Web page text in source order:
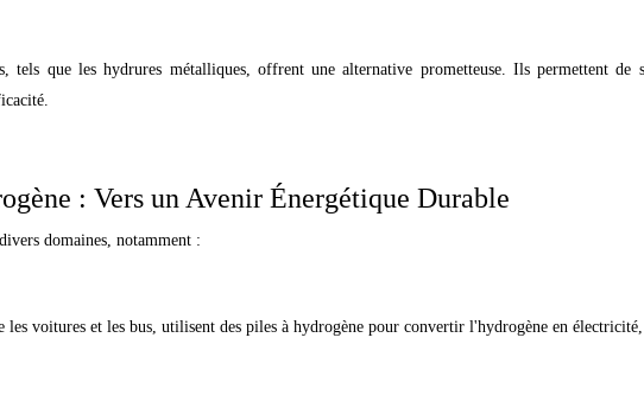
tels que les hydrures métalliques, offrent une alternative prometteuse. Ils permettent de
: Vers un Avenir Énergétique Durable
domaines, notamment :
les voitures et les bus, utilisent des piles à hydrogène pour convertir l'hydrogène en